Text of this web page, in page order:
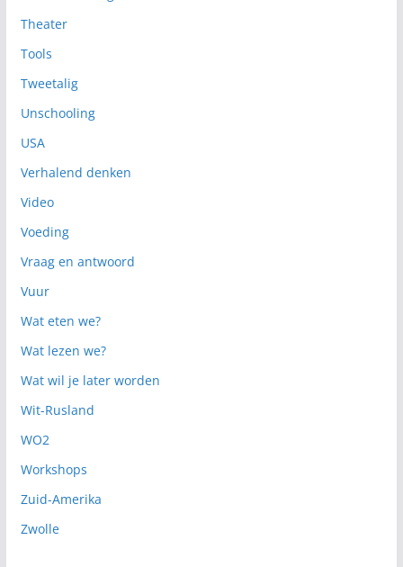
Theater
Tools
Tweetalig
Unschooling
USA
Verhalend denken
Video
Voeding
Vraag en antwoord
Vuur
Wat eten we?
Wat lezen we?
Wat wil je later worden
Wit-Rusland
WO2
Workshops
Zuid-Amerika
Zwolle